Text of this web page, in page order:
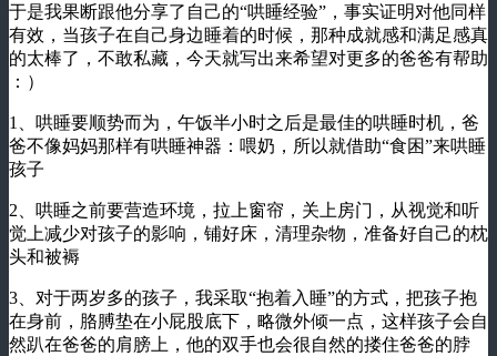
于是我果断跟他分享了自己的“哄睡经验”，事实证明对他同样
有效，当孩子在自己身边睡着的时候，那种成就感和满足感真
的太棒了，不敢私藏，今天就写出来希望对更多的爸爸有帮助
：）
1、哄睡要顺势而为，午饭半小时之后是最佳的哄睡时机，爸
爸不像妈妈那样有哄睡神器：喂奶，所以就借助“食困”来哄睡
孩子
2、哄睡之前要营造环境，拉上窗帘，关上房门，从视觉和听
觉上减少对孩子的影响，铺好床，清理杂物，准备好自己的枕
头和被褥
3、对于两岁多的孩子，我采取“抱着入睡”的方式，把孩子抱
在身前，胳膊垫在小屁股底下，略微外倾一点，这样孩子会自
然趴在爸爸的肩膀上，他的双手也会很自然的搂住爸爸的脖